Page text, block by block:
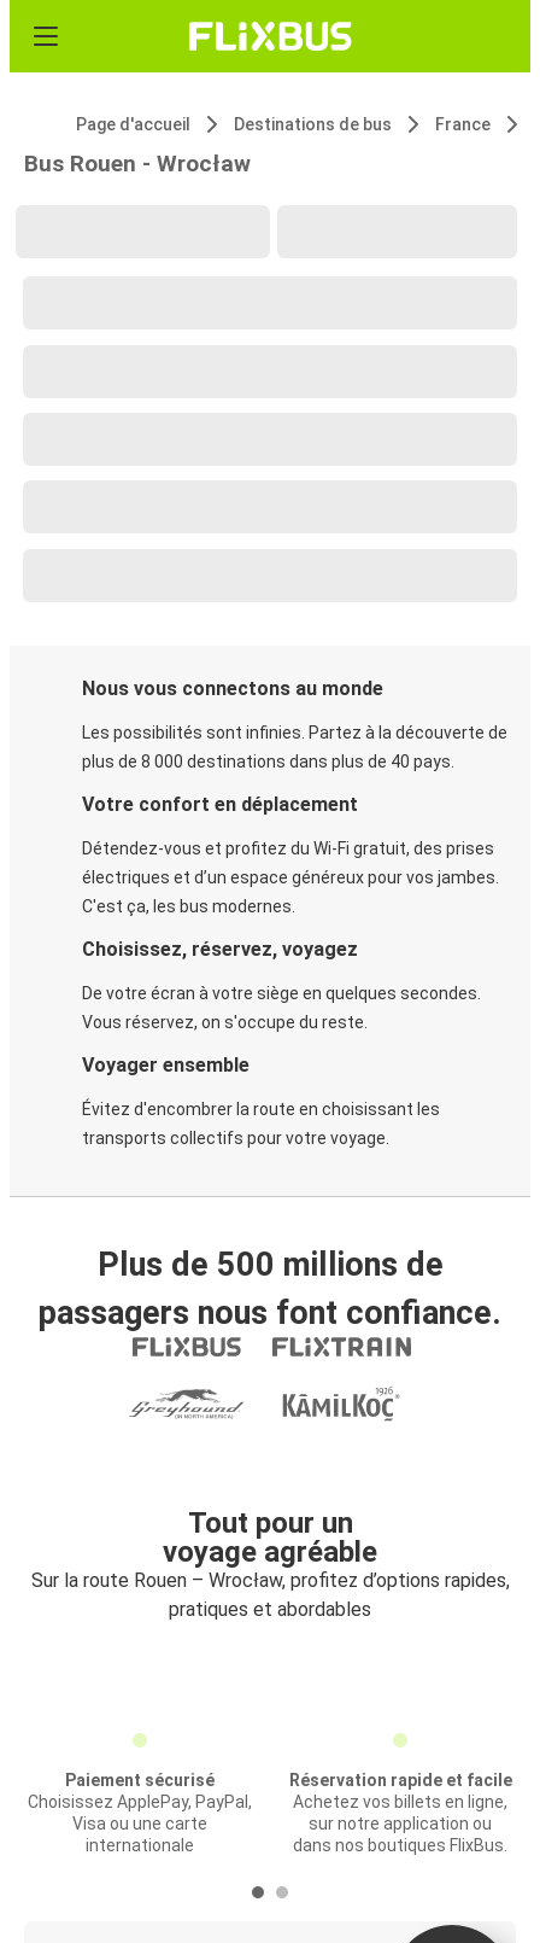
Page d'accueil Destinations de bus France
Bus Rouen - Wrocław
Nous vous connectons au monde
Les possibilités sont infinies. Partez à la découverte de
plus de 8 000 destinations dans plus de 40 pays.
Votre confort en déplacement
Détendez-vous et profitez du Wi-Fi gratuit, des prises
électriques et d’un espace généreux pour vos jambes.
C'est ça, les bus modernes.
Choisissez, réservez, voyagez
De votre écran à votre siège en quelques secondes.
Vous réservez, on s'occupe du reste.
Voyager ensemble
Évitez d'encombrer la route en choisissant les
transports collectifs pour votre voyage.
Plus de 500 millions de
passagers nous font confiance.
Tout pour un
voyage agréable
Sur la route Rouen – Wrocław, profitez d’options rapides,
pratiques et abordables
Paiement sécurisé
Choisissez ApplePay, PayPal,
Visa ou une carte
internationale
Réservation rapide et facile
Achetez vos billets en ligne,
sur notre application ou
dans nos boutiques FlixBus.